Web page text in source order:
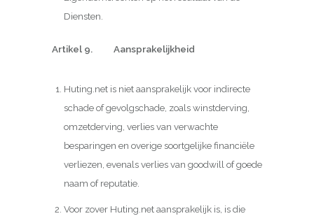
Diensten.
Artikel 9. Aansprakelijkheid
Huting.net is niet aansprakelijk voor indirecte
schade of gevolgschade, zoals winstderving,
omzetderving, verlies van verwachte
besparingen en overige soortgelijke financiële
verliezen, evenals verlies van goodwill of goede
naam of reputatie.
Voor zover Huting.net aansprakelijk is, is die